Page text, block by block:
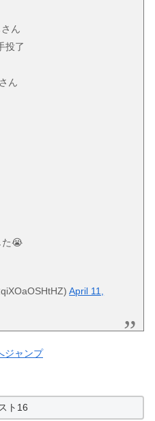
ん
投了
ん
た😭
April 11,
ジャンプ
ト16